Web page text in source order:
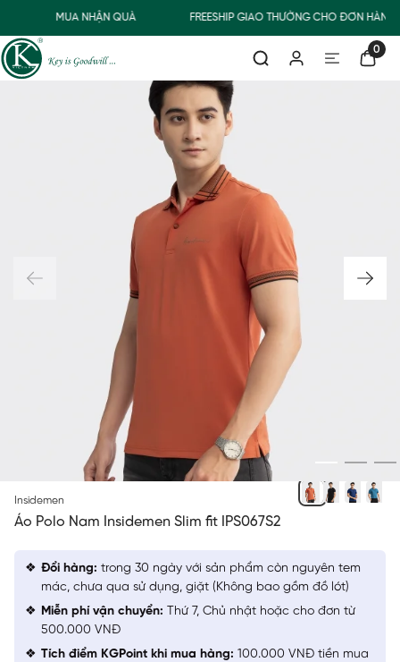
MUA NHẬN QUÀ FREESHIP GIAO THƯỜNG CHO ĐƠN
0
Insidemen
Áo Polo Nam Insidemen Slim fit IPS067S2
Đổi hàng: trong 30 ngày với sản phẩm còn nguyên tem
mác, chưa qua sử dụng, giặt (Không bao gồm đồ lót)
Miễn phí vận chuyển: Thứ 7, Chủ nhật hoặc cho đơn từ
500.000 VNĐ
Tích điểm KGPoint khi mua hàng: 100.000 VNĐ tiền mua